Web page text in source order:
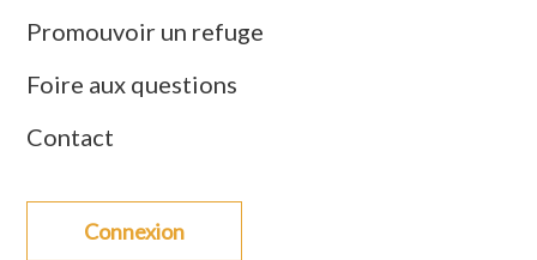
Promouvoir un refuge
Foire aux questions
Contact
Connexion